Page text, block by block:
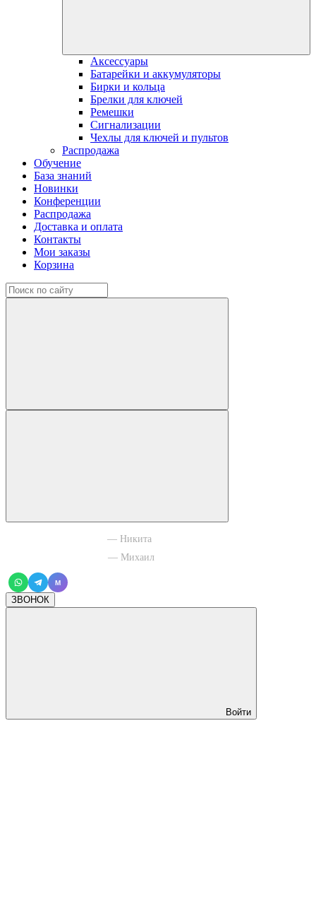
Аксессуары
Батарейки и аккумуляторы
Бирки и кольца
Брелки для ключей
Ремешки
Сигнализации
Чехлы для ключей и пультов
Распродажа
Обучение
База знаний
Новинки
Конференции
Распродажа
Доставка и оплата
Контакты
Мои заказы
Корзина
— Никита
— Михаил
M
ЗВОНОК
Войти